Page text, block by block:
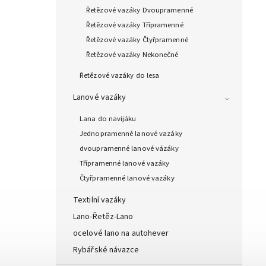
Řetězové vazáky Dvoupramenné
Řetězové vazáky Třípramenné
Řetězové vazáky Čtyřpramenné
Řetězové vazáky Nekonečné
Řetězové vazáky do lesa
Lanové vazáky
Lana do navijáku
Jednopramenné lanové vazáky
dvoupramenné lanové vázáky
Třípramenné lanové vazáky
Čtyřpramenné lanové vazáky
Textilní vazáky
Lano-Řetěz-Lano
ocelové lano na autohever
Rybářské návazce